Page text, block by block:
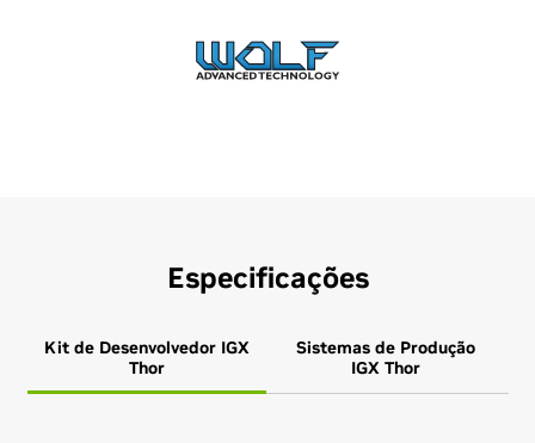
Especificações
Kit de Desenvolvedor IGX
Thor
Sistemas de Produção
IGX Thor